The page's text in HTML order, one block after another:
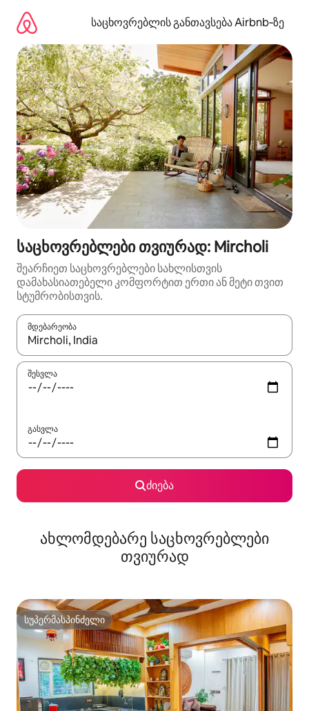
გადასვლა
საცხოვრებლის განთავსება Airbnb‑ზე
საცხოვრებლები თვიურად: Mircholi
შეარჩიეთ საცხოვრებლები სახლისთვის
დამახასიათებელი კომფორტით ერთი ან მეტი თვით
სტუმრობისთვის.
მდებარეობა
როცა შედეგები ხელმისაწვდომი გახდება, ნავიგაციისთვის
შესვლა
გასვლა
ძიება
ახლომდებარე საცხოვრებლები
თვიურად
სუპერმასპინძელი
სუპერმასპინძელი